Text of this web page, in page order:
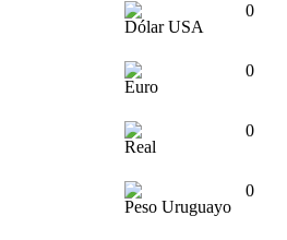
Dólar USA
0
Euro
0
Real
0
Peso Uruguayo
0